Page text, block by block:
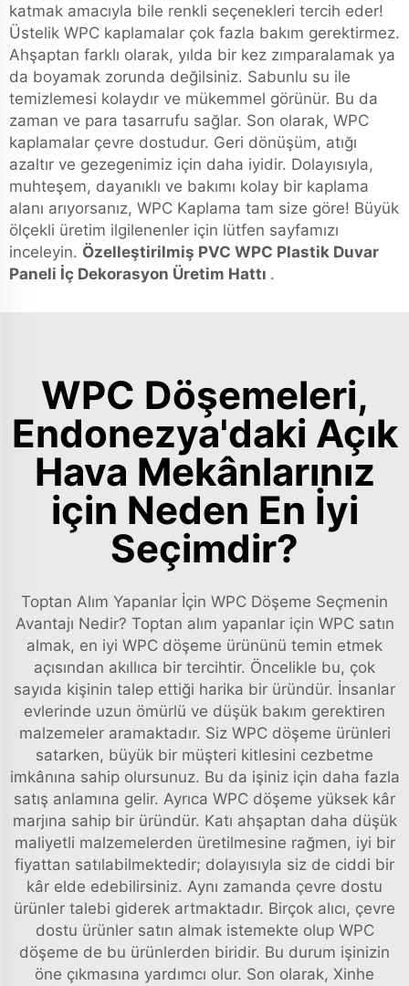
katmak amacıyla bile renkli seçenekleri tercih eder!
Üstelik WPC kaplamalar çok fazla bakım gerektirmez.
Ahşaptan farklı olarak, yılda bir kez zımparalamak ya
da boyamak zorunda değilsiniz. Sabunlu su ile
temizlemesi kolaydır ve mükemmel görünür. Bu da
zaman ve para tasarrufu sağlar. Son olarak, WPC
kaplamalar çevre dostudur. Geri dönüşüm, atığı
azaltır ve gezegenimiz için daha iyidir. Dolayısıyla,
muhteşem, dayanıklı ve bakımı kolay bir kaplama
alanı arıyorsanız, WPC Kaplama tam size göre! Büyük
ölçekli üretim ilgilenenler için lütfen sayfamızı
inceleyin. Özelleştirilmiş PVC WPC Plastik Duvar
Paneli İç Dekorasyon Üretim Hattı .
WPC Döşemeleri,
Endonezya'daki Açık
Hava Mekânlarınız
için Neden En İyi
Seçimdir?
Toptan Alım Yapanlar İçin WPC Döşeme Seçmenin
Avantajı Nedir? Toptan alım yapanlar için WPC satın
almak, en iyi WPC döşeme ürününü temin etmek
açısından akıllıca bir tercihtir. Öncelikle bu, çok
sayıda kişinin talep ettiği harika bir üründür. İnsanlar
evlerinde uzun ömürlü ve düşük bakım gerektiren
malzemeler aramaktadır. Siz WPC döşeme ürünleri
satarken, büyük bir müşteri kitlesini cezbetme
imkânına sahip olursunuz. Bu da işiniz için daha fazla
satış anlamına gelir. Ayrıca WPC döşeme yüksek kâr
marjına sahip bir üründür. Katı ahşaptan daha düşük
maliyetli malzemelerden üretilmesine rağmen, iyi bir
fiyattan satılabilmektedir; dolayısıyla siz de ciddi bir
kâr elde edebilirsiniz. Aynı zamanda çevre dostu
ürünler talebi giderek artmaktadır. Birçok alıcı, çevre
dostu ürünler satın almak istemekte olup WPC
döşeme de bu ürünlerden biridir. Bu durum işinizin
öne çıkmasına yardımcı olur. Son olarak, Xinhe